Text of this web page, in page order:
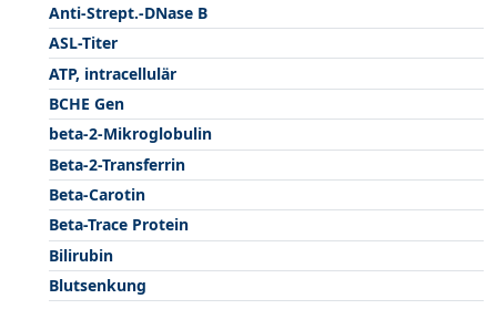
Anti-Strept.-DNase B
ASL-Titer
ATP, intracellulär
BCHE Gen
beta-2-Mikroglobulin
Beta-2-Transferrin
Beta-Carotin
Beta-Trace Protein
Bilirubin
Blutsenkung